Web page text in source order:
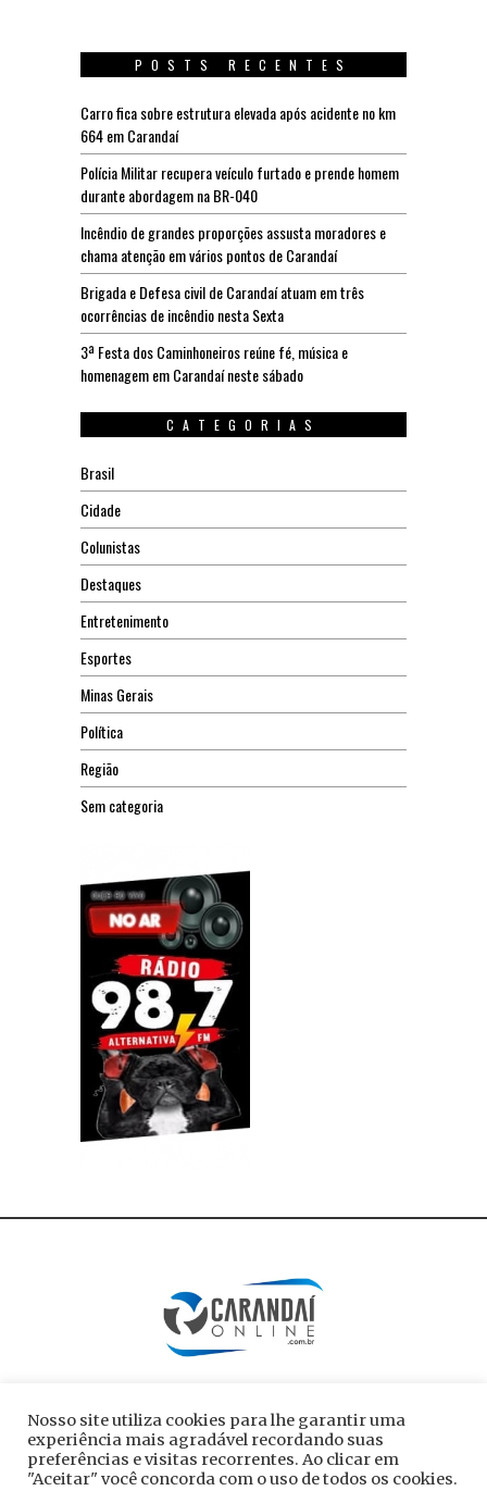
POSTS RECENTES
Carro fica sobre estrutura elevada após acidente no km
664 em Carandaí
Polícia Militar recupera veículo furtado e prende homem
durante abordagem na BR-040
Incêndio de grandes proporções assusta moradores e
chama atenção em vários pontos de Carandaí
Brigada e Defesa civil de Carandaí atuam em três
ocorrências de incêndio nesta Sexta
3ª Festa dos Caminhoneiros reúne fé, música e
homenagem em Carandaí neste sábado
CATEGORIAS
Brasil
Cidade
Colunistas
Destaques
Entretenimento
Esportes
Minas Gerais
Política
Região
Sem categoria
Nosso site utiliza cookies para lhe garantir uma
experiência mais agradável recordando suas
preferências e visitas recorrentes. Ao clicar em
"Aceitar" você concorda com o uso de todos os cookies.